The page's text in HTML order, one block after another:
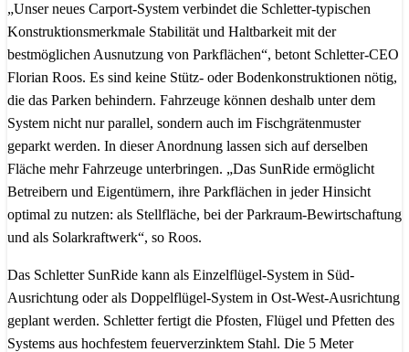
„Unser neues Carport-System verbindet die Schletter-typischen
Konstruktionsmerkmale Stabilität und Haltbarkeit mit der
bestmöglichen Ausnutzung von Parkflächen“, betont Schletter-CEO
Florian Roos. Es sind keine Stütz- oder Bodenkonstruktionen nötig,
die das Parken behindern. Fahrzeuge können deshalb unter dem
System nicht nur parallel, sondern auch im Fischgrätenmuster
geparkt werden. In dieser Anordnung lassen sich auf derselben
Fläche mehr Fahrzeuge unterbringen. „Das SunRide ermöglicht
Betreibern und Eigentümern, ihre Parkflächen in jeder Hinsicht
optimal zu nutzen: als Stellfläche, bei der Parkraum-Bewirtschaftung
und als Solarkraftwerk“, so Roos.
Das Schletter SunRide kann als Einzelflügel-System in Süd-
Ausrichtung oder als Doppelflügel-System in Ost-West-Ausrichtung
geplant werden. Schletter fertigt die Pfosten, Flügel und Pfetten des
Systems aus hochfestem feuerverzinktem Stahl. Die 5 Meter